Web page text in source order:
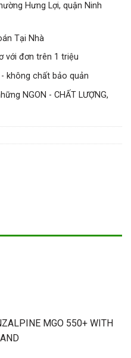
Hưng Lợi, quận Ninh
Tại Nhà
với đơn trên 1 triệu
không chất bảo quản
NGON - CHẤT LƯỢNG,
MGO 550+ WITH